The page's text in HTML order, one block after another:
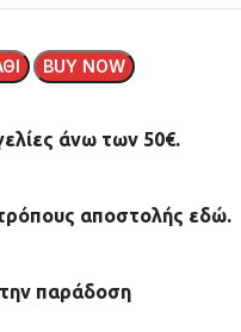
BUY NOW
άνω των 50€.
αποστολής εδώ.
παράδοση